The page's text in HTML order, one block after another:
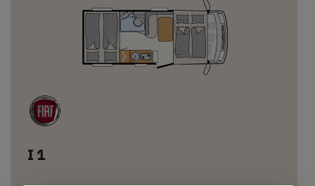
I 1